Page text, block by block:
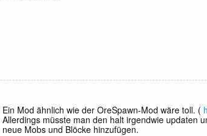
Ein Mod ähnlich wie der OreSpawn-Mod wäre toll. (
Allerdings müsste man den halt irgendwie updaten
neue Mobs und Blöcke hinzufügen.